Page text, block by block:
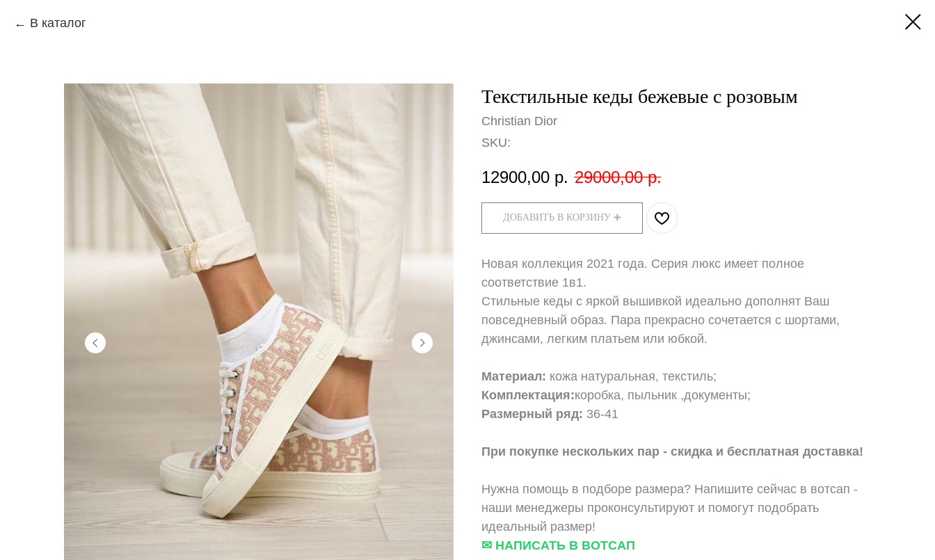
В каталог
Текстильные кеды бежевые с розовым
Christian Dior
SKU:
12900,00 р. 29000,00 р.
ДОБАВИТЬ В КОРЗИНУ ➕
Новая коллекция 2021 года. Серия люкс имеет полное
соответствие 1в1.
Стильные кеды с яркой вышивкой идеально дополнят Ваш
повседневный образ. Пара прекрасно сочетается с шортами,
джинсами, легким платьем или юбкой.
Материал: кожа натуральная, текстиль;
Комплектация:коробка, пыльник ,документы;
Размерный ряд: 36-41
При покупке нескольких пар - скидка и бесплатная доставка!
Нужна помощь в подборе размера? Напишите сейчас в вотсап -
наши менеджеры проконсультируют и помогут подобрать
идеальный размер!
✉ НАПИСАТЬ В ВОТСАП